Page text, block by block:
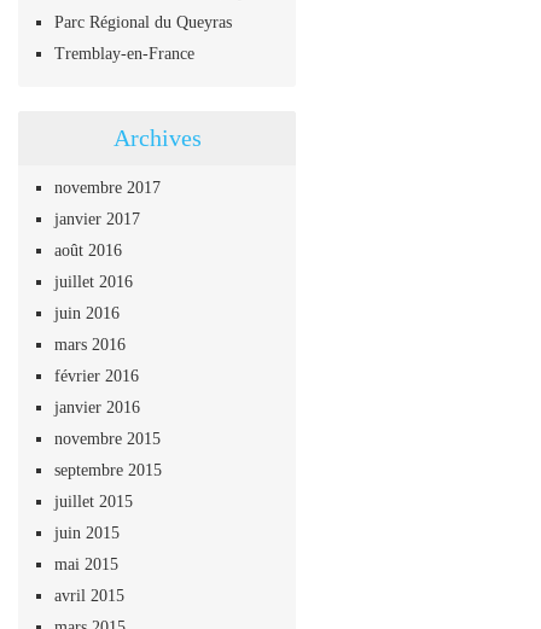
Parc Régional du Queyras
Tremblay-en-France
Archives
novembre 2017
janvier 2017
août 2016
juillet 2016
juin 2016
mars 2016
février 2016
janvier 2016
novembre 2015
septembre 2015
juillet 2015
juin 2015
mai 2015
avril 2015